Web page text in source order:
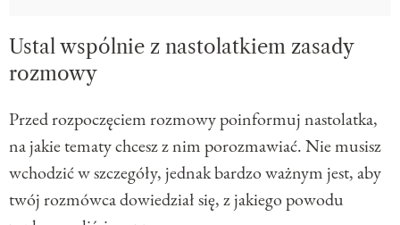
Ustal wspólnie z nastolatkiem zasady
rozmowy
Przed rozpoczęciem rozmowy poinformuj nastolatka,
na jakie tematy chcesz z nim porozmawiać. Nie musisz
wchodzić w szczegóły, jednak bardzo ważnym jest, aby
twój rozmówca dowiedział się, z jakiego powodu